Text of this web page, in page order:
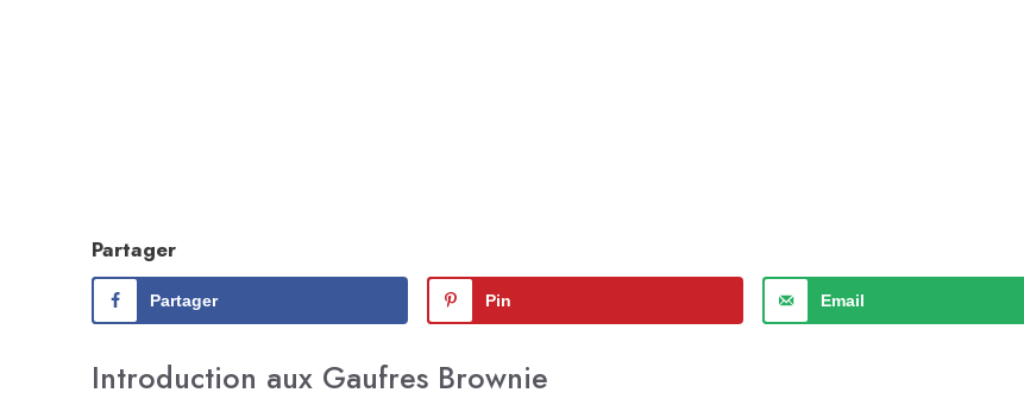
Partager
Partager Pin Email
Introduction aux Gaufres Brownie